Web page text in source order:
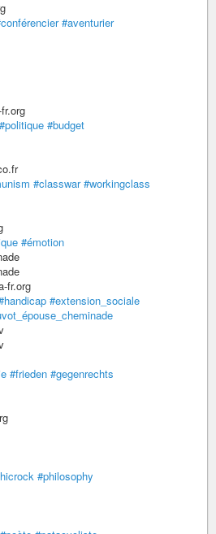
#aventurier
#politique #budget
#classwar #workingclass
#émotion
fr.org
#extension_sociale
#frieden #gegenrechts
#philosophy